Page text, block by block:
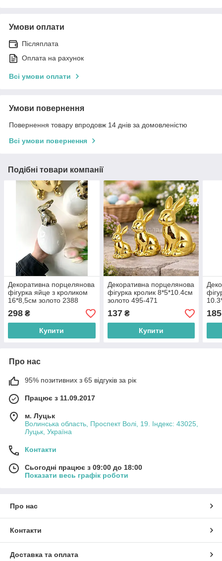
Умови оплати
Післяплата
Оплата на рахунок
Всі умови оплати
Умови повернення
Повернення товару впродовж 14 днів за домовленістю
Всі умови повернення
Подібні товари компанії
Декоративна порцелянова
фігурка яйце з кроликом
16*8,5см золото 2388
298 ₴
Купити
Декоративна порцелянова
фігурка кролик 8*5*10.4см
золото 495-471
137₴
Купити
185
Про нас
95% позитивних з 65 відгуків за рік
Працює з 11.09.2017
м. Луцьк
Волинська область, Проспект Волі, 19. Індекс: 43025,
Луцьк, Україна
Контакти
Сьогодні працює з 09:00 до 18:00
Показати весь графік роботи
Про нас
Контакти
Доставка та оплата